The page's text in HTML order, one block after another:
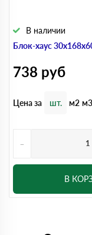
Блок-хаус
В наличии
738 руб
Цена за шт. м2 м3
-
В